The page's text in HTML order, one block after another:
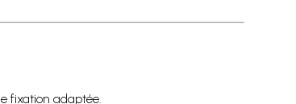
fixation adaptée.